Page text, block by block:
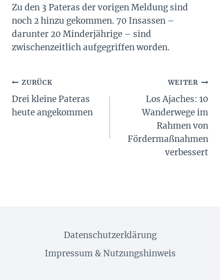
Zu den 3 Pateras der vorigen Meldung sind
noch 2 hinzu gekommen. 70 Insassen –
darunter 20 Minderjährige – sind
zwischenzeitlich aufgegriffen worden.
Beitragsnavigation
ZURÜCK
Drei kleine Pateras
heute angekommen
WEITER
Los Ajaches: 10
Wanderwege im
Rahmen von
Fördermaßnahmen
verbessert
Datenschutzerklärung
Impressum & Nutzungshinweis